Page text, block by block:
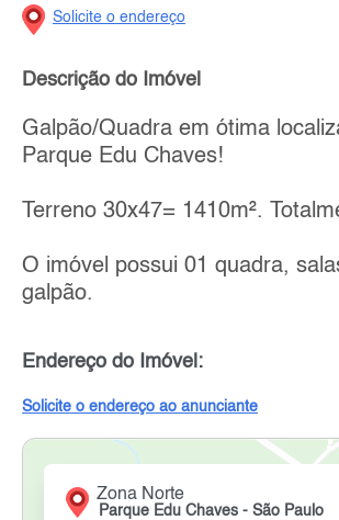
Solicite o endereço
Descrição do Imóvel
Galpão/Quadra em ótima
Parque Edu Chaves!
Terreno 30x47= 1410m².
O imóvel possui 01 quadra,
galpão.
Endereço do Imóvel:
Solicite o endereço ao anunciante
Zona Norte
Parque Edu Chaves - São Paulo